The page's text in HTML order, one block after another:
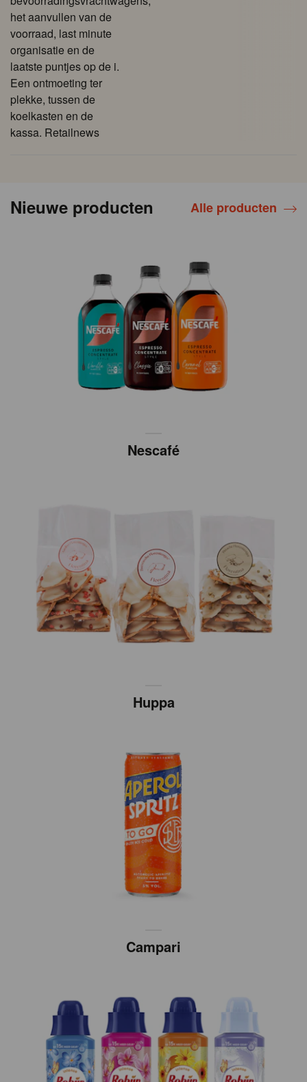
het aanvullen van de
voorraad, last minute
organisatie en de
laatste puntjes op de i.
Een ontmoeting ter
plekke, tussen de
koelkasten en de
kassa. Retailnews
Nieuwe producten Alle producten
Nescafé
Huppa
Campari